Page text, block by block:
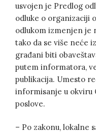
usvojen je Predlog
odluke o organizaciji
odlukom izmenjen je
tako da se više neće
građani biti
putem informatora,
publikacija. Umesto
informisanje u okviru
poslove.
– Po zakonu, lokalne